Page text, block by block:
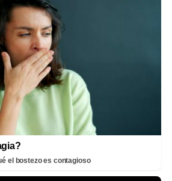
el bostezo es contagioso